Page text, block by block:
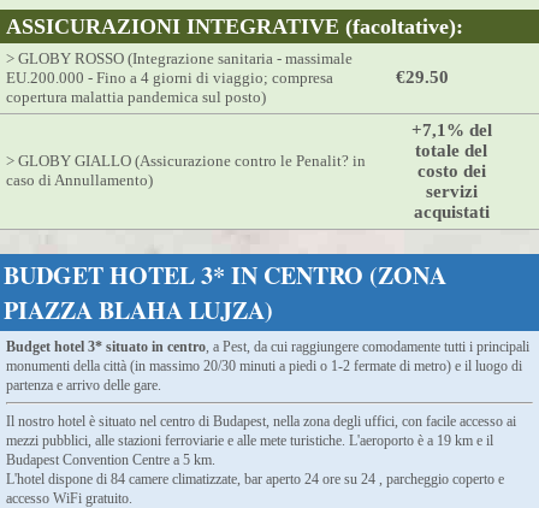
ASSICURAZIONI INTEGRATIVE (facoltative):
> GLOBY ROSSO (Integrazione sanitaria - massimale
EU.200.000 - Fino a 4 giorni di viaggio; compresa
copertura malattia pandemica sul posto)
€29.50
> GLOBY GIALLO (Assicurazione contro le Penalit? in
caso di Annullamento)
+7,1% del
totale del
costo dei
servizi
acquistati
BUDGET HOTEL 3* IN CENTRO (ZONA
PIAZZA BLAHA LUJZA)
Budget hotel 3* situato in centro , a Pest, da cui raggiungere comodamente tutti i principali
monumenti della città (in massimo 20/30 minuti a piedi o 1-2 fermate di metro) e il luogo di
partenza e arrivo delle gare.
Il nostro hotel è situato nel centro di Budapest, nella zona degli uffici, con facile accesso ai
mezzi pubblici, alle stazioni ferroviarie e alle mete turistiche. L'aeroporto è a 19 km e il
Budapest Convention Centre a 5 km.
L'hotel dispone di 84 camere climatizzate, bar aperto 24 ore su 24 , parcheggio coperto e
accesso WiFi gratuito.